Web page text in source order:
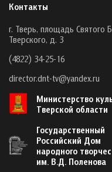
Контакты
г. Тверь, площадь Святого
Тверского, д. 3
(4822) 34-25-16
director.dnt-tv@yandex.ru
Министерство
Тверской области
Государственный
Российский Дом
народного
им. В.Д. Поленова